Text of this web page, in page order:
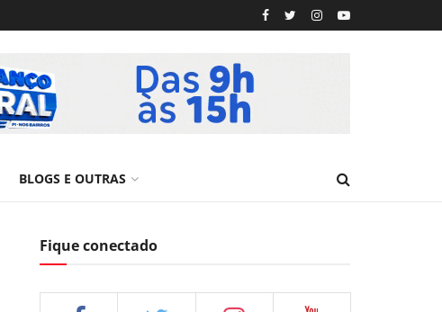
BLOGS E OUTRAS
Fique conectado